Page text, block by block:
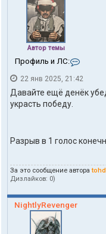
Автор темы
Профиль и ЛС:
н
т
а
о
ь
з
в
22 янв 2025, 21:42
Давайте ещё денёк
украсть победу.
Разрыв в 1 голос
За это сообщение автора
Дизлайков: 0)
NightlyRevenger